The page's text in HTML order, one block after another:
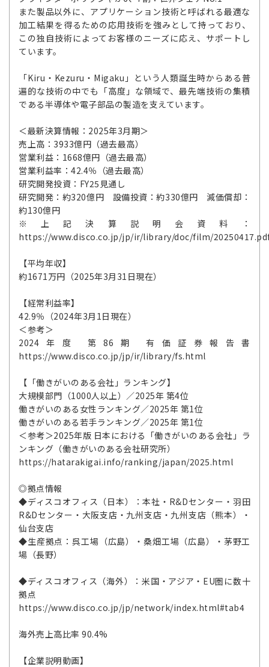
また製品以外に、アプリケーション技術と呼ばれる最適な
加工結果を得るための応用技術を強みとして持っており、
この独自技術によってお客様のニーズに応え、サポートし
ています。
「Kiru・Kezuru・Migaku」という人類誕生時からある普
遍的な技術の中でも「高度」な領域で、最先端技術の集積
である半導体や電子部品の製造を支えています。
＜最新決算情報：2025年3月期＞
売上高：3933億円（過去最高）
営業利益：1668億円（過去最高）
営業利益率：42.4％（過去最高）
研究開発投資：FY25見通し
研究開発：約320億円 設備投資：約330億円 減価償却：
約130億円
※上記決算説明会資料：
https://www.disco.co.jp/jp/ir/library/doc/film/
【平均年収】
約1671万円（2025年3月31日現在）
【経常利益率】
42.9％（2024年3月1日現在）
＜参考＞
2024年度 第86期 有価証券報告書
https://www.disco.co.jp/jp/ir/library/fs.html
【「働きがいのある会社」ランキング】
大規模部門（1000人以上）／2025年 第4位
働きがいのある女性ランキング／2025年 第1位
働きがいのある若手ランキング／2025年 第1位
＜参考＞2025年版 日本における「働きがいのある会社」ラ
ンキング（働きがいのある会社研究所）
https://hatarakigai.info/ranking/japan/2025.html
◎拠点情報
◆ディスコオフィス（日本）：本社・R&Dセンター・羽田
R&Dセンター・大阪支店・九州支店・九州支店（熊本）・
仙台支店
◆生産拠点：呉工場（広島）・桑畑工場（広島）・茅野工
場（長野）
◆ディスコオフィス（海外）：米国・アジア・EU圏に数十
拠点
https://www.disco.co.jp/jp/network/index.html#tab4
海外売上高比率 90.4%
【企業説明動画】